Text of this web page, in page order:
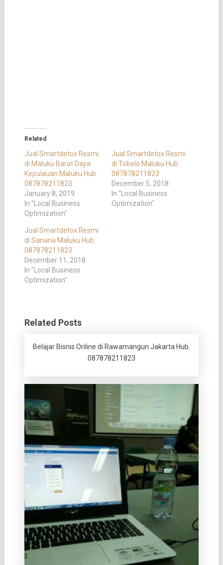
Related
Jual Smartdetox Resmi
di Maluku Barat Daya
Kepulauan Maluku Hub.
087878211823
January 8, 2019
In "Local Business
Optimization"
Jual Smartdetox Resmi
di Tobelo Maluku Hub.
087878211823
December 5, 2018
In "Local Business
Optimization"
Jual Smartdetox Resmi
di Sanana Maluku Hub.
087878211823
December 11, 2018
In "Local Business
Optimization"
Related Posts
Belajar Bisnis Online di Rawamangun Jakarta Hub.
087878211823